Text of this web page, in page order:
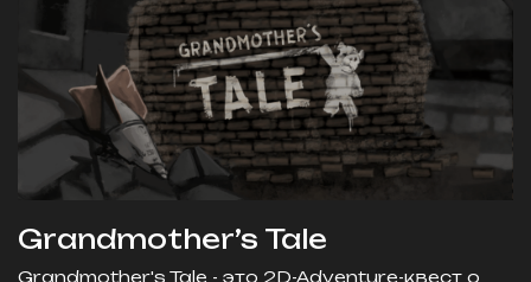
Grandmother’s Tale
Grandmother's Tale - это 2D-Adventure-квест о